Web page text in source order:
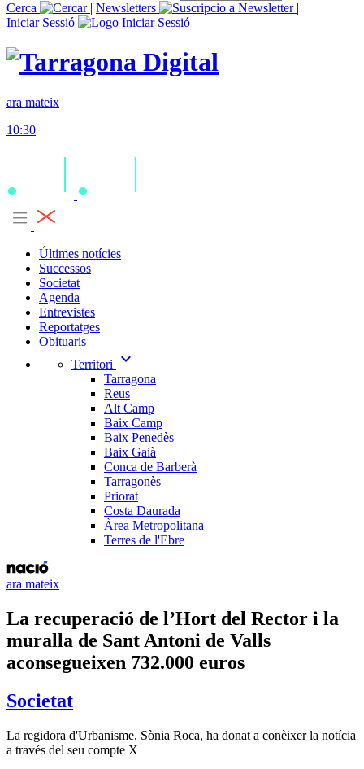
Cerca
| Newsletters
|
Iniciar Sessió
ara mateix
10:30
Últimes notícies
Successos
Societat
Agenda
Entrevistes
Reportatges
Obituaris
Territori
expand_more
Tarragona
Reus
Alt Camp
Baix Camp
Baix Penedès
Baix Gaià
Conca de Barberà
Tarragonès
Priorat
Costa Daurada
Àrea Metropolitana
Terres de l'Ebre
ara mateix
La recuperació de l’Hort del Rector i la
muralla de Sant Antoni de Valls
aconsegueixen 732.000 euros
Societat
La regidora d'Urbanisme, Sònia Roca, ha donat a conèixer la notícia
a través del seu compte X